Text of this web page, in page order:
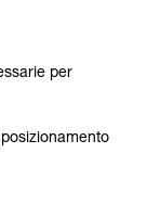
per